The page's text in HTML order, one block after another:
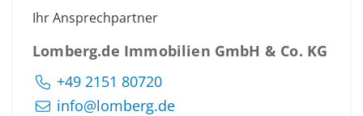
Ihr Ansprechpartner
Lomberg.de Immobilien GmbH & Co. KG
+49 2151 80720
info@lomberg.de